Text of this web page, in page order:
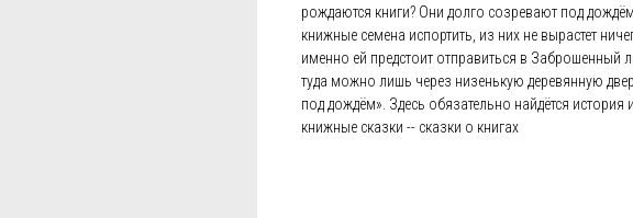
рождаются книги? Они долго созревают под
книжные семена испортить, из них не вырастет
именно ей предстоит отправиться в Заброшенный
туда можно лишь через низенькую деревянную
под дождём». Здесь обязательно найдётся история
книжные сказки -- сказки о книгах